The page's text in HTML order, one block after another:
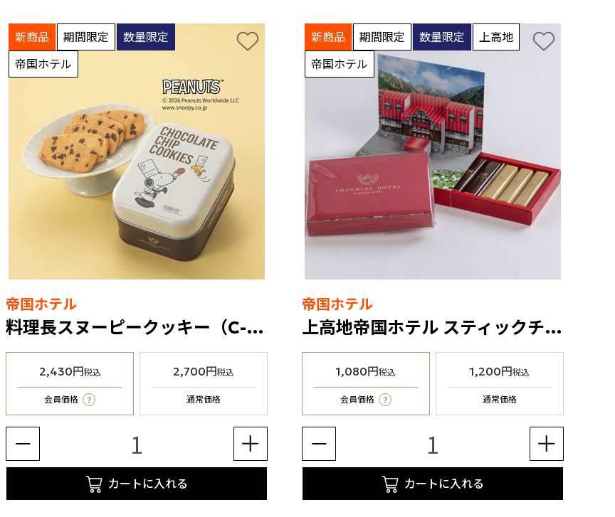
新商品 期間限定
数量限定
帝国ホテル
帝国ホテル
料理長スヌーピークッキー（C-25S2）12枚
2,430円税込
会員価格 ?
2,700円税込
通常価格
カートに入れる
新商品 期間限定 数量限定
上高地
帝国ホテル
帝国ホテル
上高地帝国ホテル スティックチョコレート（KT-9）
1,080円税込
会員価格 ?
1,200円税込
通常価格
カートに入れる